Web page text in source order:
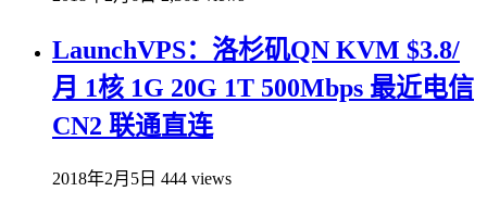
LaunchVPS：洛杉矶QN KVM $3.8/
月 1核 1G 20G 1T 500Mbps 最近电信
CN2 联通直连
2018年2月5日 444 views